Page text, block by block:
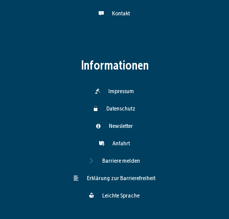
Kontakt
Informationen
Impressum
Datenschutz
Newsletter
Anfahrt
Barriere melden
Erklärung zur Barrierefreiheit
Leichte Sprache